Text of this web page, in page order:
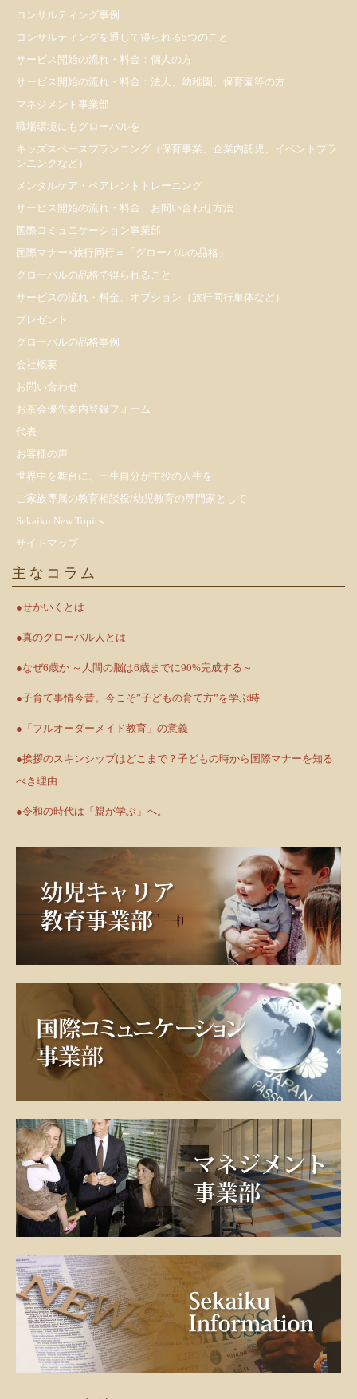
コンサルティング事例
コンサルティングを通して得られる5つのこと
サービス開始の流れ・料金：個人の方
サービス開始の流れ・料金：法人、幼稚園、保育園等の方
マネジメント事業部
職場環境にもグローバルを
キッズスペースプランニング（保育事業、企業内託児、イベントプラ
ンニングなど）
メンタルケア・ペアレントトレーニング
サービス開始の流れ・料金、お問い合わせ方法
国際コミュニケーション事業部
国際マナー×旅行同行＝「グローバルの品格」
グローバルの品格で得られること
サービスの流れ・料金、オプション（旅行同行単体など）
プレゼント
​グローバルの品格事例
会社概要
お問い合わせ
お茶会優先案内登録フォーム
代表
お客様の声
世界中を舞台に、一生自分が主役の人生を
ご家族専属の教育相談役/幼児教育の専門家として
Sekaiku New Topics
サイトマップ
主なコラム
●せかいくとは
●真のグローバル人とは
●なぜ6歳か ～人間の脳は6歳までに90%完成する～
●子育て事情今昔。今こそ”子どもの育て方”を学ぶ時
●「フルオーダーメイド教育」の意義
●挨拶のスキンシップはどこまで？子どもの時から国際マナーを知る
べき理由
●令和の時代は「親が学ぶ」へ。